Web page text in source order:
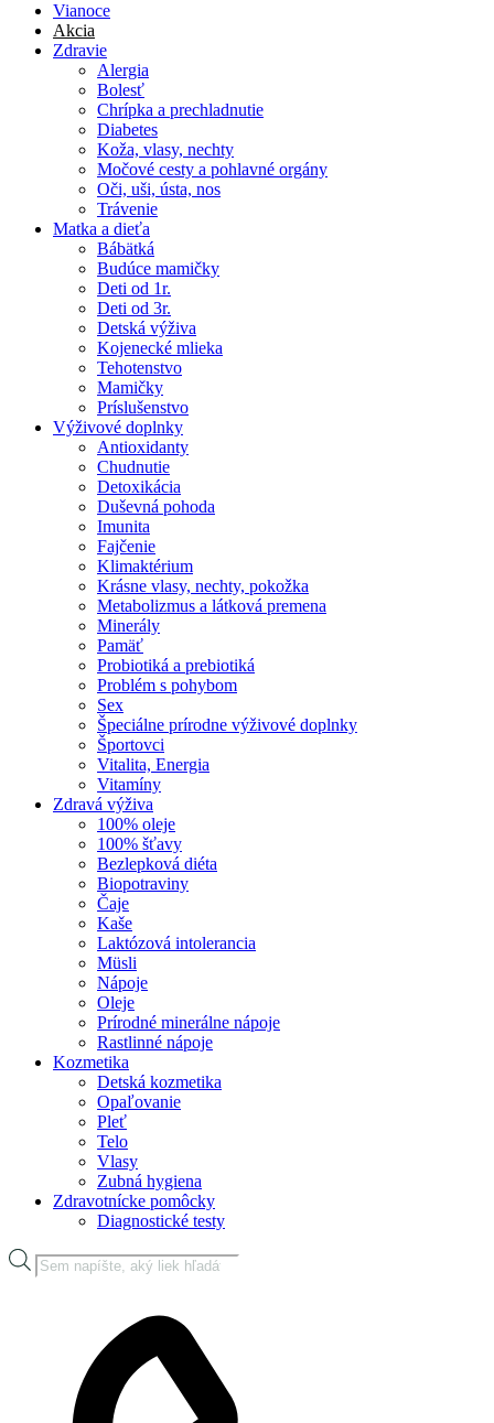
Vianoce
Akcia
Zdravie
Alergia
Bolesť
Chrípka a prechladnutie
Diabetes
Koža, vlasy, nechty
Močové cesty a pohlavné orgány
Oči, uši, ústa, nos
Trávenie
Matka a dieťa
Bábätká
Budúce mamičky
Deti od 1r.
Deti od 3r.
Detská výživa
Kojenecké mlieka
Tehotenstvo
Mamičky
Príslušenstvo
Výživové doplnky
Antioxidanty
Chudnutie
Detoxikácia
Duševná pohoda
Imunita
Fajčenie
Klimaktérium
Krásne vlasy, nechty, pokožka
Metabolizmus a látková premena
Minerály
Pamäť
Probiotiká a prebiotiká
Problém s pohybom
Sex
Špeciálne prírodne výživové doplnky
Športovci
Vitalita, Energia
Vitamíny
Zdravá výživa
100% oleje
100% šťavy
Bezlepková diéta
Biopotraviny
Čaje
Kaše
Laktózová intolerancia
Müsli
Nápoje
Oleje
Prírodné minerálne nápoje
Rastlinné nápoje
Kozmetika
Detská kozmetika
Opaľovanie
Pleť
Telo
Vlasy
Zubná hygiena
Zdravotnícke pomôcky
Diagnostické testy
Products
search